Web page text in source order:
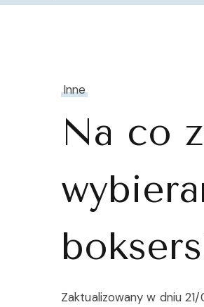
Inne
Na co
Zaktualizowany w dniu